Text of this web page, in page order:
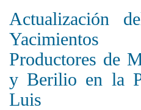
Actualización
Yacimientos
Productores de
y Berilio en la
Luis